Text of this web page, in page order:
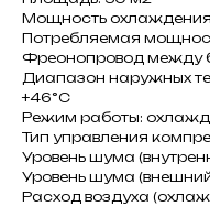
Мощность
Потребляемая
Фреонопровод между
Диапазон наружных
+46°C
Режим работы:
Тип управления
Уровень шума
Уровень шума
Расход воздуха